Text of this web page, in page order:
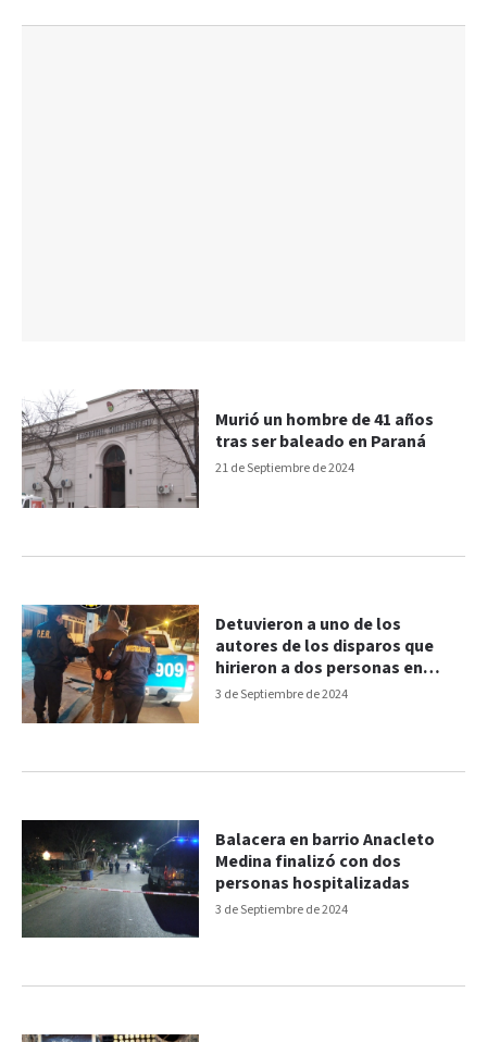
21 de Septiembre de 2024
Murió un hombre de 41 años
tras ser baleado en Paraná
3 de Septiembre de 2024
Detuvieron a uno de los
autores de los disparos que
hirieron a dos personas en
Paraná
3 de Septiembre de 2024
Balacera en barrio Anacleto
Medina finalizó con dos
personas hospitalizadas